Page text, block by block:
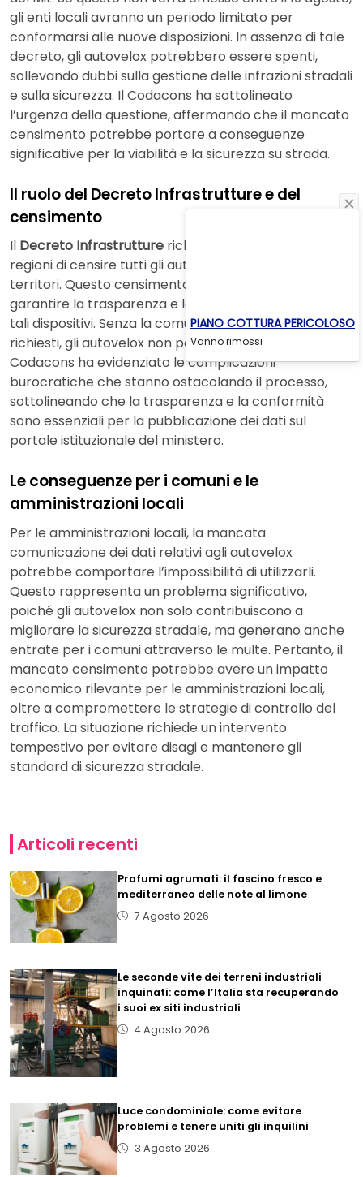
gli enti locali avranno un periodo limitato per
conformarsi alle nuove disposizioni. In assenza di tale
decreto, gli autovelox potrebbero essere spenti,
sollevando dubbi sulla gestione delle infrazioni stradali
e sulla sicurezza. Il Codacons ha sottolineato
l’urgenza della questione, affermando che il mancato
censimento potrebbe portare a conseguenze
significative per la viabilità e la sicurezza su strada.
Il ruolo del Decreto Infrastrutture e del
censimento
Il Decreto Infrastrutture richiede a comuni, province e
regioni di censire tutti gli autovelox presenti sui loro
territori. Questo censimento è fondamentale per
garantire la trasparenza e la legittimità nell’utilizzo di
tali dispositivi. Senza la comunicazione dei dati
richiesti, gli autovelox non potranno essere utilizzati. Il
Codacons ha evidenziato le complicazioni
burocratiche che stanno ostacolando il processo,
sottolineando che la trasparenza e la conformità
sono essenziali per la pubblicazione dei dati sul
portale istituzionale del ministero.
Le conseguenze per i comuni e le
amministrazioni locali
Per le amministrazioni locali, la mancata
comunicazione dei dati relativi agli autovelox
potrebbe comportare l’impossibilità di utilizzarli.
Questo rappresenta un problema significativo,
poiché gli autovelox non solo contribuiscono a
migliorare la sicurezza stradale, ma generano anche
entrate per i comuni attraverso le multe. Pertanto, il
mancato censimento potrebbe avere un impatto
economico rilevante per le amministrazioni locali,
oltre a compromettere le strategie di controllo del
traffico. La situazione richiede un intervento
tempestivo per evitare disagi e mantenere gli
standard di sicurezza stradale.
Articoli recenti
Profumi agrumati: il fascino fresco e
mediterraneo delle note al limone
7 Agosto 2026
Le seconde vite dei terreni industriali
inquinati: come l’Italia sta recuperando
i suoi ex siti industriali
4 Agosto 2026
Luce condominiale: come evitare
problemi e tenere uniti gli inquilini
3 Agosto 2026
PIANO COTTURA PERICOLOSO
Vanno rimossi